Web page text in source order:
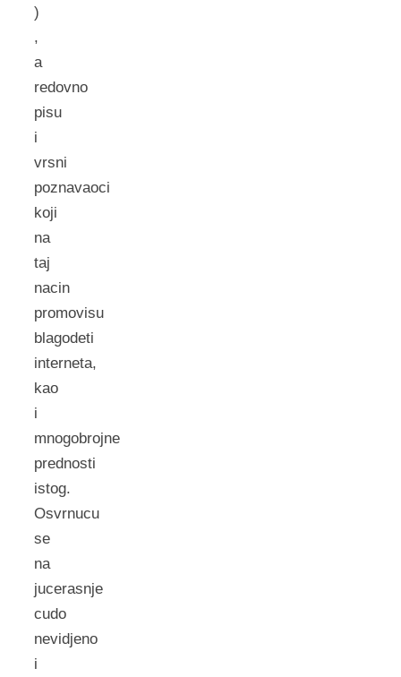
)
,
a
redovno
pisu
i
vrsni
poznavaoci
koji
na
taj
nacin
promovisu
blagodeti
interneta,
kao
i
mnogobrojne
prednosti
istog.
Osvrnucu
se
na
jucerasnje
cudo
nevidjeno
i